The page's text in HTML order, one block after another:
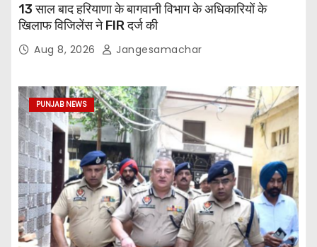
13 साल बाद हरियाणा के बागवानी विभाग के अधिकारियों के
खिलाफ विजिलेंस ने FIR दर्ज की
Aug 8, 2026 Jangesamachar
PUNJAB NEWS